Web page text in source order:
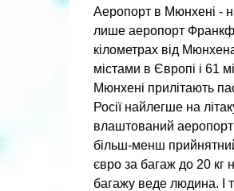
Аеропорт в Мюнхені -
лише аеропорт
кілометрах від
містами в Європі і 61
Мюнхені прилітають
Росії найлегше на
влаштований аеропорт
більш-менш
євро за багаж до 20 кг
багажу веде людина. І